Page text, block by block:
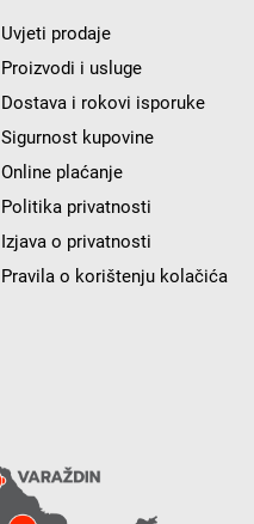
Uvjeti prodaje
Proizvodi i usluge
Dostava i rokovi isporuke
Sigurnost kupovine
Online plaćanje
Politika privatnosti
Izjava o privatnosti
Pravila o korištenju kolačića